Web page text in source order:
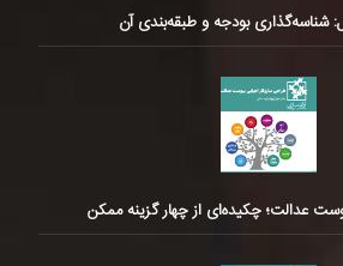
عدالت؛ چکیده‌ای از چهار گزینه ممکن